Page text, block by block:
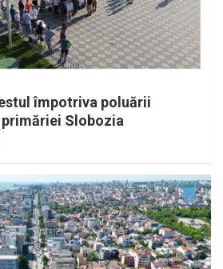
împotriva poluării
Slobozia